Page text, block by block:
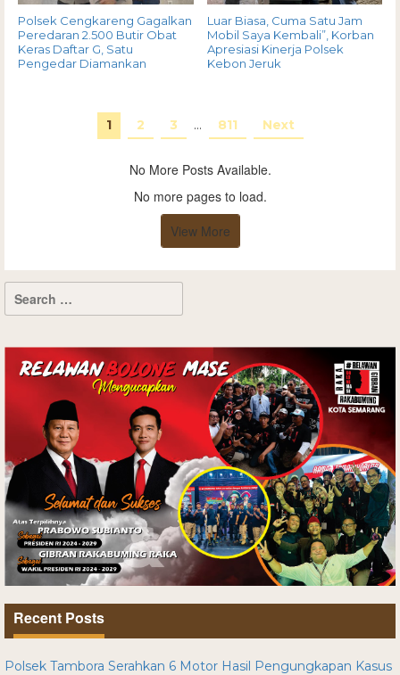
Polsek Cengkareng Gagalkan
Peredaran 2.500 Butir Obat
Keras Daftar G, Satu
Pengedar Diamankan
Luar Biasa, Cuma Satu Jam
Mobil Saya Kembali”, Korban
Apresiasi Kinerja Polsek
Kebon Jeruk
1 2 3 … 811 Next
No More Posts Available.
No more pages to load.
View More
Recent Posts
Polsek Tambora Serahkan 6 Motor Hasil Pengungkapan Kasus